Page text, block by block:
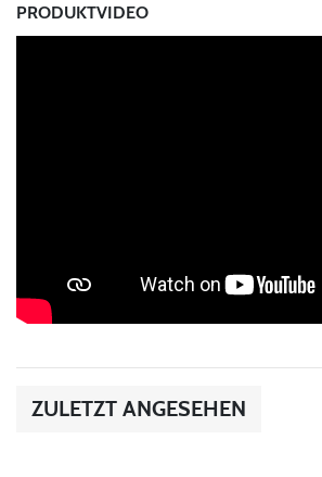
PRODUKTVIDEO
ZULETZT ANGESEHEN